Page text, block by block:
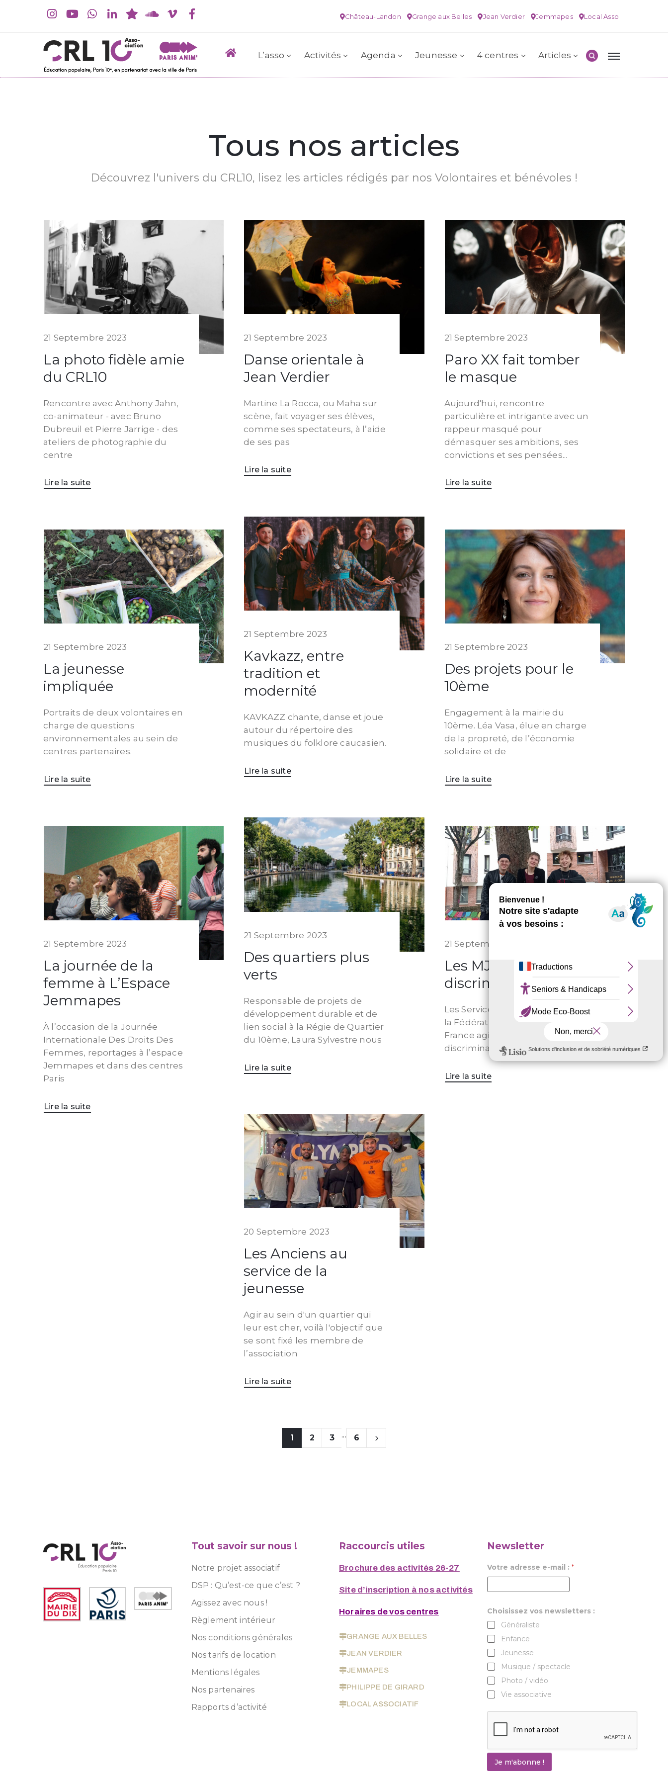
Château-Landon Grange aux Belles Jean Verdier Jemmapes Local Asso
L’asso Activités Agenda Jeunesse 4 centres Articles
Tous nos articles
Découvrez l'univers du CRL10, lisez les articles rédigés par nos Volontaires et bénévoles !
21 Septembre 2023
La photo fidèle amie
du CRL10
Rencontre avec Anthony Jahn,
co-animateur - avec Bruno
Dubreuil et Pierre Jarrige - des
ateliers de photographie du
centre
Lire la suite
21 Septembre 2023
Danse orientale à
Jean Verdier
Martine La Rocca, ou Maha sur
scène, fait voyager ses élèves,
comme ses spectateurs, à l’aide
de ses pas
Lire la suite
21 Septembre 2023
Paro XX fait tomber
le masque
Aujourd'hui, rencontre
particulière et intrigante avec un
rappeur masqué pour
démasquer ses ambitions, ses
convictions et ses pensées...
Lire la suite
21 Septembre 2023
Kavkazz, entre
tradition et
modernité
KAVKAZZ chante, danse et joue
autour du répertoire des
musiques du folklore caucasien.
Lire la suite
21 Septembre 2023
La jeunesse
impliquée
Portraits de deux volontaires en
charge de questions
environnementales au sein de
centres partenaires.
Lire la suite
21 Septembre 2023
Des projets pour le
10ème
Engagement à la mairie du
10ème. Léa Vasa, élue en charge
de la propreté, de l’économie
solidaire et de
Lire la suite
21 Septembre 2023
Des quartiers plus
verts
Responsable de projets de
développement durable et de
lien social à la Régie de Quartier
du 10ème, Laura Sylvestre nous
Lire la suite
21 Septembre 2023
La journée de la
femme à L’Espace
Jemmapes
À l’occasion de la Journée
Internationale Des Droits Des
Femmes, reportages à l’espace
Jemmapes et dans des centres
Paris
Lire la suite
21 Septembre 2023
Les MJC contre les
discriminations
Les Services Civiques et CES de
la Fédération des MJC en Île-de-
France agissent contre les
discriminations.
Lire la suite
20 Septembre 2023
Les Anciens au
service de la
jeunesse
Agir au sein d'un quartier qui
leur est cher, voilà l'objectif que
se sont fixé les membre de
l’association
Lire la suite
1 2 3 ... 6
Tout savoir sur nous !
Notre projet associatif
DSP : Qu’est-ce que c’est ?
Agissez avec nous !
Règlement intérieur
Nos conditions générales
Nos tarifs de location
Mentions légales
Nos partenaires
Rapports d’activité
Raccourcis utiles
Brochure des activités 26-27
Site d’inscription à nos activités
Horaires de vos centres
GRANGE AUX BELLES
JEAN VERDIER
JEMMAPES
PHILIPPE DE GIRARD
LOCAL ASSOCIATIF
Newsletter
Votre adresse e-mail : *
Choisissez vos newsletters :
Généraliste
Enfance
Jeunesse
Musique / spectacle
Photo / vidéo
Vie associative
Je m'abonne !